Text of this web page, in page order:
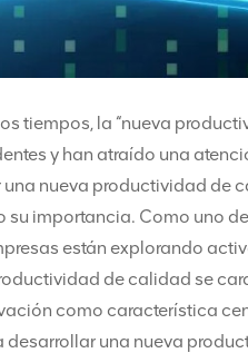
tiempos, la “nueva
y han atraído una
una nueva productividad de
su importancia. Como uno
están explorando
de calidad se
como característica
desarrollar una nueva